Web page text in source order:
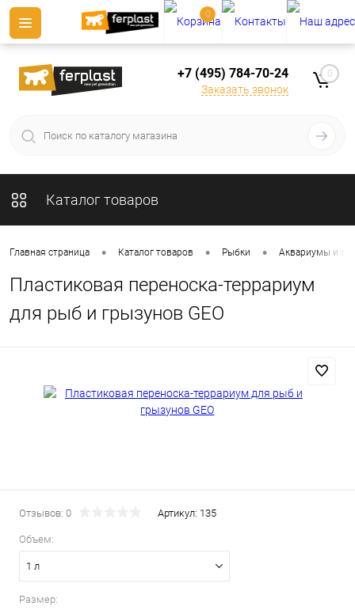
+7 (495) 784-70-24
Заказать звонок
0
Каталог товаров
Главная страница • Каталог товаров • Рыбки • Аквариумы и
Пластиковая переноска-террариум
для рыб и грызунов GEO
Отзывов: 0 Артикул: 135
Объем:
1 л
Размер:
0